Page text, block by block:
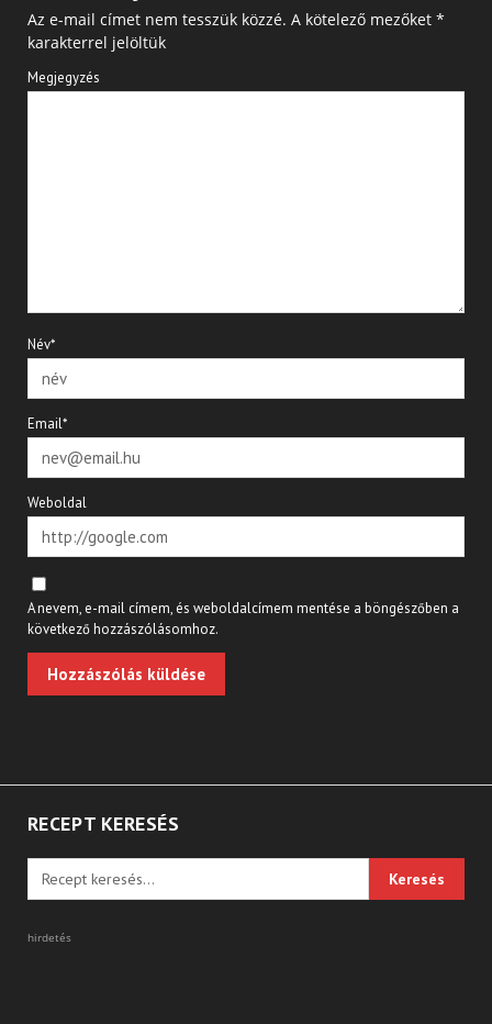
Az e-mail címet nem tesszük közzé. A kötelező mezőket *
karakterrel jelöltük
Megjegyzés
Név*
Email*
Weboldal
A nevem, e-mail címem, és weboldalcímem mentése a böngészőben a
következő hozzászólásomhoz.
RECEPT KERESÉS
hirdetés